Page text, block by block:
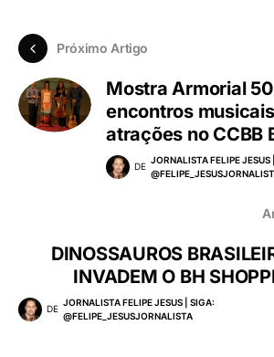
Próximo Artigo
Mostra Armorial
encontros
atrações no CCBB
DE
JORNALISTA FELIPE JESUS
DINOSSAUROS
INVADEM O BH
DE
JORNALISTA FELIPE JESUS | SIGA:
@FELIPE_JESUSJORNALISTA